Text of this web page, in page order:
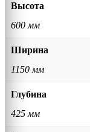
Высота
600 мм
Ширина
1150 мм
Глубина
425 мм